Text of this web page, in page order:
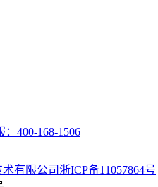
：400-168-1506
有限公司 浙ICP备11057864号